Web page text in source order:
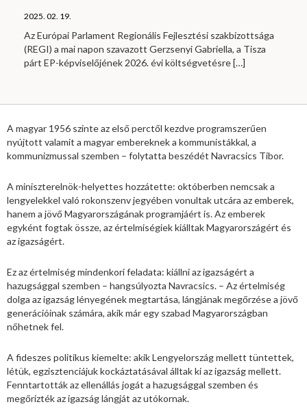
2025. 02. 19.
Az Európai Parlament Regionális Fejlesztési szakbizottsága
(REGI) a mai napon szavazott Gerzsenyi Gabriella, a Tisza
párt EP-képviselőjének 2026. évi költségvetésre[…]
A magyar 1956 szinte az első perctől kezdve programszerűen
nyújtott valamit a magyar embereknek a kommunistákkal, a
kommunizmussal szemben – folytatta beszédét Navracsics Tibor.
A miniszterelnök-helyettes hozzátette: októberben nemcsak a
lengyelekkel való rokonszenv jegyében vonultak utcára az emberek,
hanem a jövő Magyarországának programjáért is. Az emberek
egyként fogtak össze, az értelmiségiek kiálltak Magyarországért és
az igazságért.
Ez az értelmiség mindenkori feladata: kiállni az igazságért a
hazugsággal szemben – hangsúlyozta Navracsics. – Az értelmiség
dolga az igazság lényegének megtartása, lángjának megőrzése a jövő
generációinak számára, akik már egy szabad Magyarországban
nőhetnek fel.
A fideszes politikus kiemelte: akik Lengyelország mellett tüntettek,
létük, egzisztenciájuk kockáztatásával álltak ki az igazság mellett.
Fenntartották az ellenállás jogát a hazugsággal szemben és
megőrizték az igazság lángját az utókornak.